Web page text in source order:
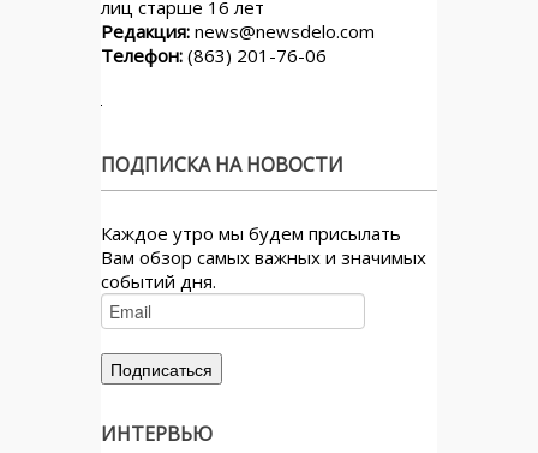
лиц старше 16 лет
Редакция: news@newsdelo.com
Телефон: (863) 201-76-06
ПОДПИСКА НА НОВОСТИ
Каждое утро мы будем присылать
Вам обзор самых важных и значимых
событий дня.
ИНТЕРВЬЮ